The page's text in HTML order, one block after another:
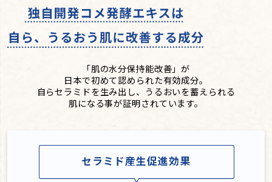
「肌の水分保持能改善」が
日本で初めて認められた有効成分。
自らセラミドを生み出し、うるおいを蓄えられる
肌になる事が証明されています。
セラミド産生促進効果